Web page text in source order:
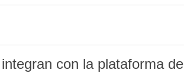
con la plataforma de